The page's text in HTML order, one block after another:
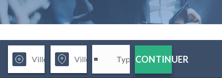
CONTINUER